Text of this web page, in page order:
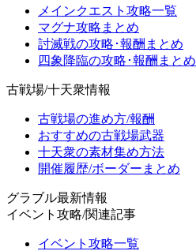
メインクエスト攻略一覧
マグナ攻略まとめ
討滅戦の攻略･報酬まとめ
四象降臨の攻略･報酬まとめ
古戦場/十天衆情報
古戦場の進め方/報酬
おすすめの古戦場武器
十天衆の素材集め方法
開催履歴/ボーダーまとめ
グラブル最新情報
イベント攻略/関連記事
イベント攻略一覧